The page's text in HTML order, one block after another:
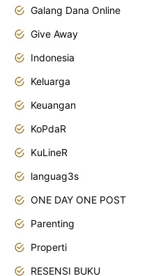
Galang Dana Online
Give Away
Indonesia
Keluarga
Keuangan
KoPdaR
KuLineR
languag3s
ONE DAY ONE POST
Parenting
Properti
RESENSI BUKU